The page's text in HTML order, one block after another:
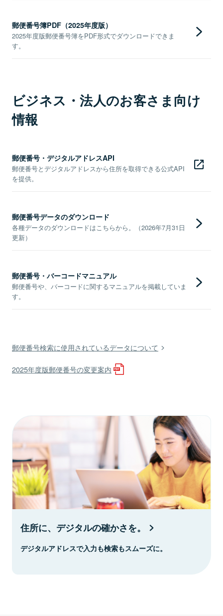
郵便番号簿PDF（2025年度版）
2025年度版郵便番号簿をPDF形式でダウンロードできま
す。
ビジネス・法人のお客さま向け
情報
郵便番号・デジタルアドレスAPI
郵便番号とデジタルアドレスから住所を取得できる公式API
を提供。
郵便番号データのダウンロード
各種データのダウンロードはこちらから。（2026年7月31日
更新）
郵便番号・バーコードマニュアル
郵便番号や、バーコードに関するマニュアルを掲載していま
す。
郵便番号検索に使用されているデータについて
2025年度版郵便番号の変更案内
住所に、デジタルの確かさを。
デジタルアドレスで入力も検索もスムーズに。